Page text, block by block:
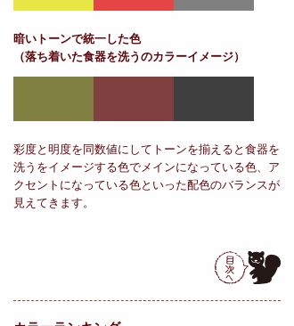
暗いトーンで統一した色
（落ち着いた食器を洗うのカラーイメージ）
彩度と明度を同数値にしてトーンを揃えると食器を
洗うをイメージする色でメインになっている色、ア
クセントになっている色といった配色のバランスが
見えてきます。